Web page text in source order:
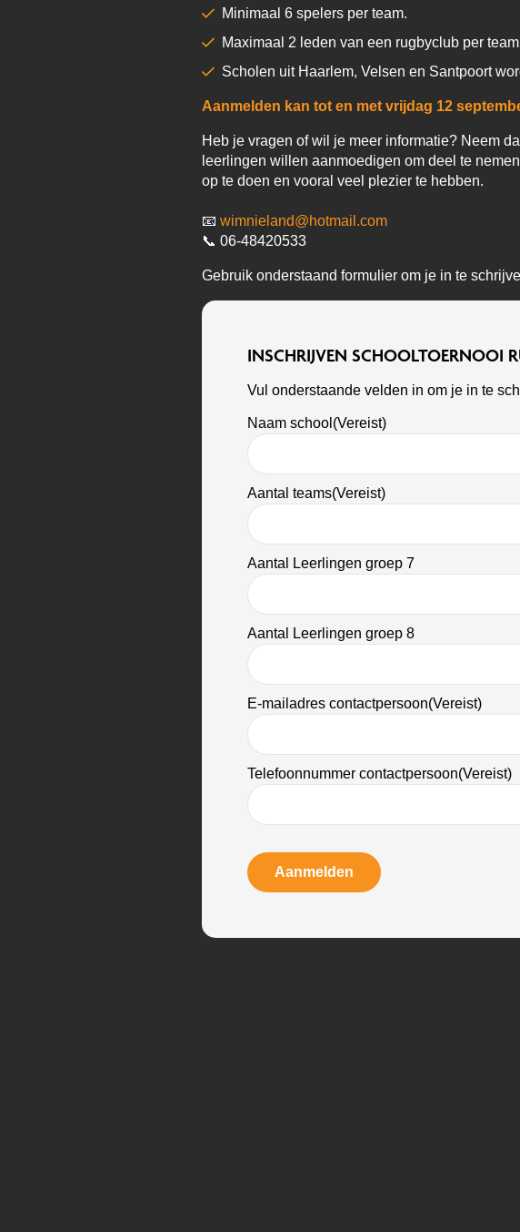
Minimaal 6 spelers per team.
Maximaal 2 leden van een rugbyclub per
Scholen uit Haarlem, Velsen en Santpoort
Aanmelden kan tot en met vrijdag 12
Heb je vragen of wil je meer informatie? Neem
leerlingen willen aanmoedigen om deel te
op te doen en vooral veel plezier te hebben.
📧 wimnieland@hotmail.com
📞 06-48420533
Gebruik onderstaand formulier om je in te
INSCHRIJVEN SCHOOLTOERNOOI
Vul onderstaande velden in om je in te
Naam school (Vereist)
Aantal teams(Vereist)
Aantal Leerlingen groep 7
Aantal Leerlingen groep 8
E-mailadres contactpersoon(Vereist)
Telefoonnummer contactpersoon(Vereist)
Aanmelden